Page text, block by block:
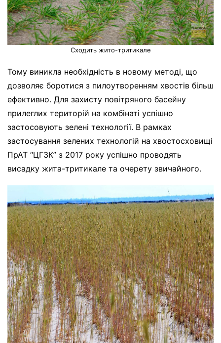
Сходить жито-тритикале
Тому виникла необхідність в новому методі, що
дозволяє боротися з пилоутворенням хвостів більш
ефективно. Для захисту повітряного басейну
прилеглих територій на комбінаті успішно
застосовують зелені технології. В рамках
застосування зелених технологій на хвостосховищі
ПрАТ “ЦГЗК” з 2017 року успішно проводять
висадку жита-тритикале та очерету звичайного.